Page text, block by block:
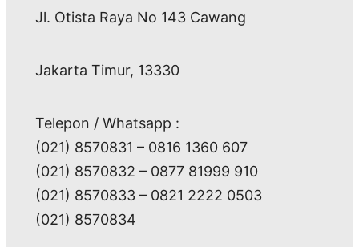
Jl. Otista Raya No 143 Cawang
Jakarta Timur, 13330
Telepon / Whatsapp :
(021) 8570831 – 0816 1360 607
(021) 8570832 – 0877 81999 910
(021) 8570833 – 0821 2222 0503
(021) 8570834